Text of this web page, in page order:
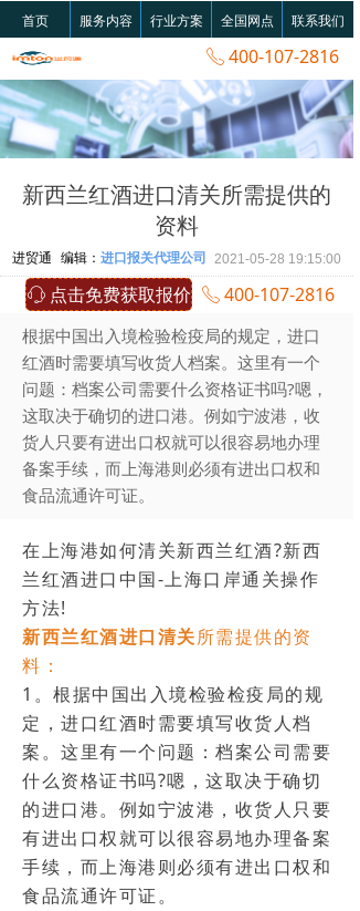
ꂅ 400-107-2816
首页 服务内容 行业方案 全国网点 联系我们
新西兰红酒进口清关所需提供的
资料
根据中国出入境检验检疫局的规定，进口
红酒时需要填写收货人档案。这里有一个
问题：档案公司需要什么资格证书吗?嗯，
这取决于确切的进口港。例如宁波港，收
货人只要有进出口权就可以很容易地办理
备案手续，而上海港则必须有进出口权和
食品流通许可证。
2021-05-28 19:15:00
在上海港如何清关新西兰红酒?新西
兰红酒进口中国-上海口岸通关操作
方法!
新西兰红酒进口清关所需提供的资
料：
1。根据中国出入境检验检疫局的规
定，进口红酒时需要填写收货人档
案。这里有一个问题：档案公司需要
什么资格证书吗?嗯，这取决于确切
的进口港。例如宁波港，收货人只要
有进出口权就可以很容易地办理备案
手续，而上海港则必须有进出口权和
食品流通许可证。
进贸通 编辑： 进口报关代理公司
ꁱ 点击免费获取报价 ꂅ 400-107-2816